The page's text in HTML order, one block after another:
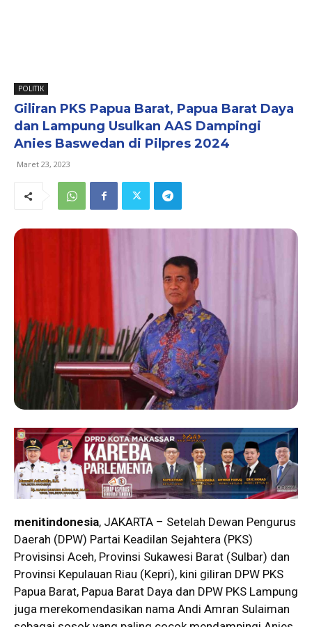
POLITIK
Giliran PKS Papua Barat, Papua Barat Daya
dan Lampung Usulkan AAS Dampingi
Anies Baswedan di Pilpres 2024
Maret 23, 2023
menitindonesia, JAKARTA – Setelah Dewan Pengurus
Daerah (DPW) Partai Keadilan Sejahtera (PKS)
Provisinsi Aceh, Provinsi Sukawesi Barat (Sulbar) dan
Provinsi Kepulauan Riau (Kepri), kini giliran DPW PKS
Papua Barat, Papua Barat Daya dan DPW PKS Lampung
juga merekomendasikan nama Andi Amran Sulaiman